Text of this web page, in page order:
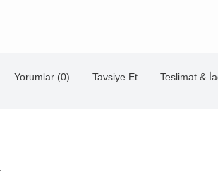
Yorumlar (0) Tavsiye Et Teslimat &